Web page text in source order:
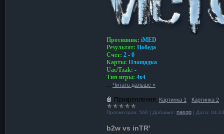
Противник: iMED
Результат: Победа
Счет: 2 - 0
Карты: Площадка
Uac/Tzak: -
Тип игры: 4x4
... Читать дальше »
Прикрепления: Картинка 1 · Картинка 2
Просмотров: 560 | Добавил: nasqg | Дата:
b2w vs inTR'